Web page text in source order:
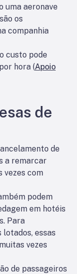
uma aeronave
os
companhia
custo pode
hora (Apoio
de
de
a remarcar
vezes com
podem
em hotéis
Para
lotados, essas
vezes
de passageiros